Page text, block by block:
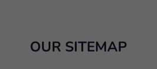
OUR SITEMAP